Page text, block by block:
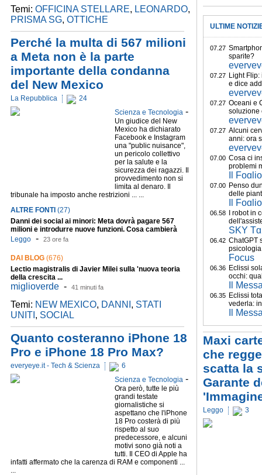
Temi: OFFICINA STELLARE, LEONARDO,
PRISMA SG, OTTICHE
Perché la multa di 567 milioni
a Meta non è la parte
importante della condanna
del New Mexico
La Repubblica
24
Scienza e Tecnologia -
Un giudice del New
Mexico ha dichiarato
Facebook e Instagram
una "public nuisance",
un pericolo collettivo
per la salute e la
sicurezza dei ragazzi. Il
provvedimento non si
limita al denaro. Il
tribunale ha imposto anche restrizioni ... ...
ALTRE FONTI (27)
Danni dei social ai minori: Meta dovrà pagare 567
milioni e introdurre nuove funzioni. Cosa cambierà
Leggo - 23 ore fa
DAI BLOG (676)
Lectio magistralis di Javier Milei sulla 'nuova teoria
della crescita ...
miglioverde - 41 minuti fa
Temi: NEW MEXICO, DANNI , STATI
UNITI , SOCIAL
Quanto costeranno iPhone 18
Pro e iPhone 18 Pro Max?
everyeye.it - Tech & Scienza
6
Scienza e Tecnologia -
Ora però, tutte le più
grandi testate
giornalistiche si
aspettano che l'iPhone
18 Pro costerà di più
rispetto al suo
predecessore, e alcuni
motivi sono già noti a
tutti. Il CEO di Apple ha
infatti affermato che la carenza di RAM e componenti ...
...
ULTIME
07.27
sparite?
07.27 Light
e dice
07.27 Oceani e
soluzione
07.27 Alcuni
anni: ora
07.00 Cosa ci
problemi
Il Foglio
07.00 Penso
delle
Il Foglio
06.58
I robot in
SKY
06.42 ChatGPT
Focus
06.36 Eclissi
occhi:
Il
06.35 Eclissi
vederla:
Il
Maxi
che
scatta la
Garante
Leggo 3